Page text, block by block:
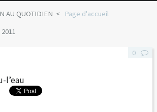
AU QUOTIDIEN
Page d'accueil
l’eau
0